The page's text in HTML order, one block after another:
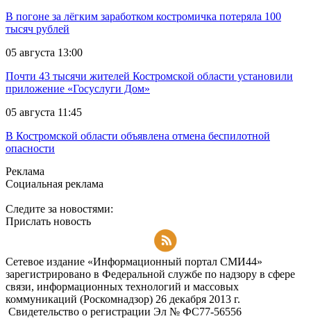
В погоне за лёгким заработком костромичка потеряла 100
тысяч рублей
05 августа 13:00
Почти 43 тысячи жителей Костромской области установили
приложение «Госуслуги Дом»
05 августа 11:45
В Костромской области объявлена отмена беспилотной
опасности
Реклама
Социальная реклама
Следите за новостями:
Прислать новость
Сетевое издание «Информационный портал СМИ44»
зарегистрировано в Федеральной службе по надзору в сфере
связи, информационных технологий и массовых
коммуникаций (Роскомнадзор) 26 декабря 2013 г.
Свидетельство о регистрации Эл № ФC77-56556